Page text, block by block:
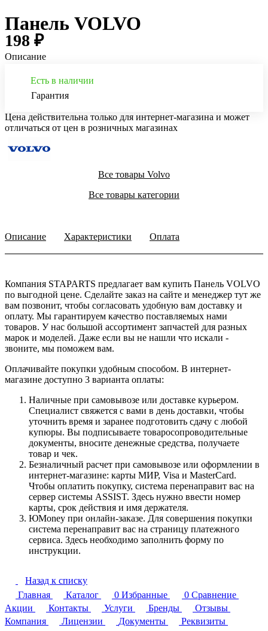
Панель VOLVO
198 ₽
Описание
Есть в наличии
Гарантия
Цена действительна только для интернет-магазина и может
отличаться от цен в розничных магазинах
Все товары Volvo
Все товары категории
Описание Характеристики Оплата
Компания STAPARTS предлагает вам купить Панель VOLVO
по выгодной цене. Сделайте заказ на сайте и менеджер тут же
вам позвонит, чтобы согласовать удобную вам доставку и
оплату. Мы гарантируем качество поставляемых нами
товаров. У нас большой ассортимент запчастей для разных
марок и моделей. Даже если вы не нашли что искали -
звоните, мы поможем вам.
Оплачивайте покупки удобным способом. В интернет-
магазине доступно 3 варианта оплаты:
Наличные при самовывозе или доставке курьером.
Специалист свяжется с вами в день доставки, чтобы
уточнить время и заранее подготовить сдачу с любой
купюры. Вы подписываете товаросопроводительные
документы, вносите денежные средства, получаете
товар и чек.
Безналичный расчет при самовывозе или оформлении в
интернет-магазине: карты МИР, Visa и MasterCard.
Чтобы оплатить покупку, система перенаправит вас на
сервер системы ASSIST. Здесь нужно ввести номер
карты, срок действия и имя держателя.
ЮMoney при онлайн-заказе. Для совершения покупки
система перенаправит вас на страницу платежного
сервиса. Здесь необходимо заполнить форму по
инструкции.
Назад к списку
Главная
Каталог 0 Избранные 0 Сравнение
Акции
Контакты Услуги Бренды
Отзывы
Компания
Лицензии Документы
Реквизиты